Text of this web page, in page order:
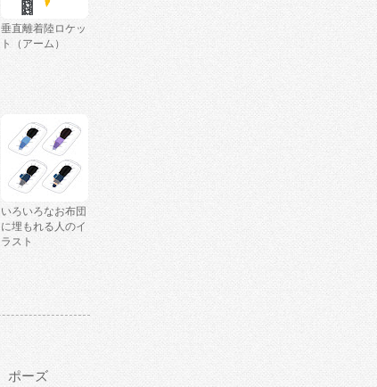
垂直離着陸ロケッ
ト（アーム）
いろいろなお布団
に埋もれる人のイ
ラスト
ポーズ